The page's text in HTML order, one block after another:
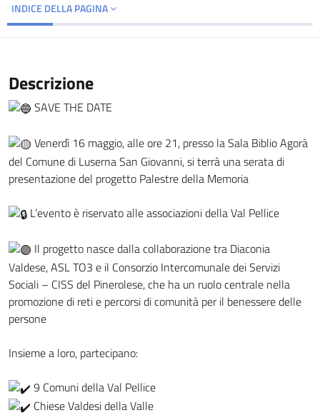
INDICE DELLA PAGINA
Descrizione
SAVE THE DATE
Venerdì 16 maggio, alle ore 21, presso la Sala Biblio Agorà
del Comune di Luserna San Giovanni, si terrà una serata di
presentazione del progetto Palestre della Memoria
L’evento è riservato alle associazioni della Val Pellice
Il progetto nasce dalla collaborazione tra Diaconia
Valdese, ASL TO3 e il Consorzio Intercomunale dei Servizi
Sociali – CISS del Pinerolese, che ha un ruolo centrale nella
promozione di reti e percorsi di comunità per il benessere delle
persone
Insieme a loro, partecipano:
9 Comuni della Val Pellice
Chiese Valdesi della Valle